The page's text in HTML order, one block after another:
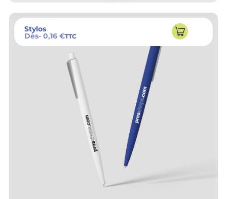
Stylos
Dès- 0,16 €TTC